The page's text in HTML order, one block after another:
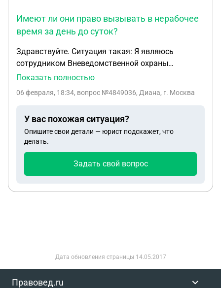
Имеют ли они право вызывать в нерабочее
время за день до суток?
Здравствуйте. Ситуация такая: Я являюсь
сотрудником Вневедомственной охраны
Росгвардии. Работаю с графиком сутки/трое.
(перед заступление на суточное дежурство) с 8:00
вызывать в нерабочее время за день до суток?
Показать полностью
06 февраля, 18:34, вопрос №4849036, Диана, г. Москва
У вас похожая ситуация?
Опишите свои детали — юрист подскажет, что
делать.
Задать свой вопрос
Дата обновления страницы 14.05.2017
Правовед.ru